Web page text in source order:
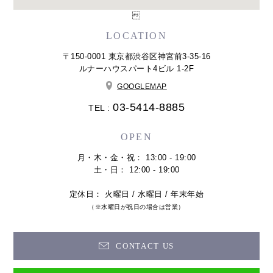
LOCATION
〒150-0001 東京都渋谷区神宮前3-35-16
ルナーハウスパート4ビル 1-2F
GOOGLEMAP
TEL : 03-5414-8885
OPEN
月・木・金・祝： 13:00 - 19:00
土・日： 12:00 - 19:00
定休日： 火曜日 / 水曜日 / 年末年始
（※水曜日が祝日の場合は営業）
CONTACT US